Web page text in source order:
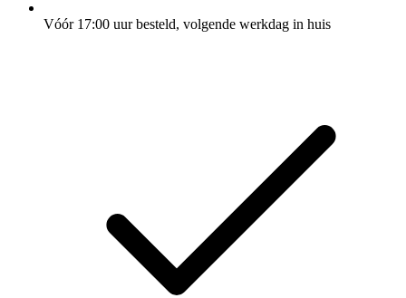
Vóór 17:00 uur besteld, volgende werkdag in huis